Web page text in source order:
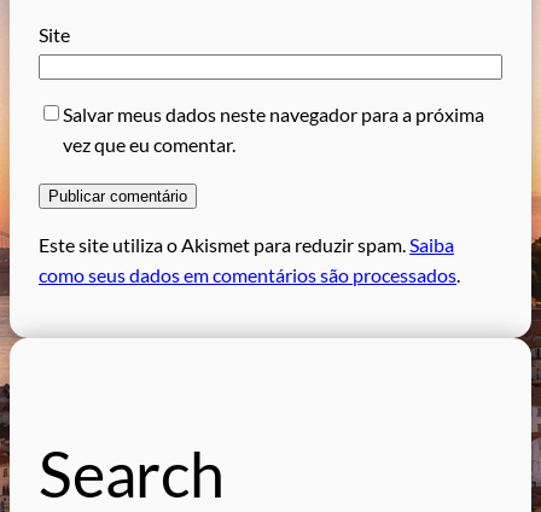
Site
Salvar meus dados neste navegador para a próxima
vez que eu comentar.
Este site utiliza o Akismet para reduzir spam. Saiba
como seus dados em comentários são processados
Search